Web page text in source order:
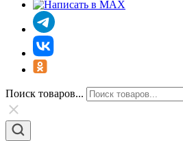
Поиск товаров...